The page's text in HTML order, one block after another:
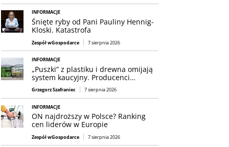
INFORMACJE
Śnięte ryby od Pani Pauliny Hennig-
Kloski. Katastrofa
Zespół wGospodarce 7 sierpnia 2026
INFORMACJE
„Puszki” z plastiku i drewna omijają
system kaucyjny. Producenci…
Grzegorz Szafraniec 7 sierpnia 2026
INFORMACJE
ON najdroższy w Polsce? Ranking
cen liderów w Europie
Zespół wGospodarce 7 sierpnia 2026